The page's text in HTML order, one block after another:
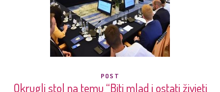
POST
Okrugli stol na temu “Biti mlad i ostati živjeti